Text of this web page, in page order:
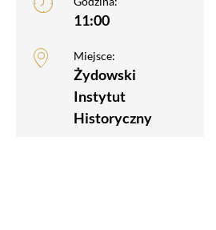
11:00
Miejsce:
Żydowski
Instytut
Historyczny